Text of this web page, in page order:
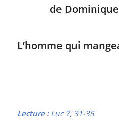
de
L’homme qui
Lecture : Luc 7, 31-35